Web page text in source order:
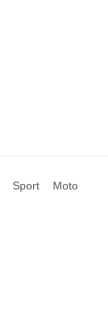
Sport Moto